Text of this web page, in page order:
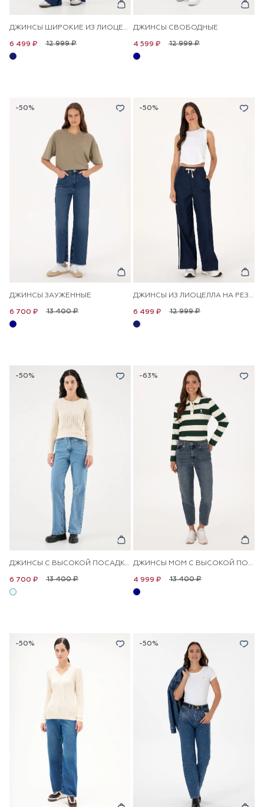
ДЖИНСЫ ШИРОКИЕ ИЗ ЛИОЦЕЛЛА НА КУЛИСКЕ
12 999 ₽
6 499 ₽
ДЖИНСЫ СВОБОДНЫЕ
12 999 ₽
4 599 ₽
-50%
ДЖИНСЫ ЗАУЖЕННЫЕ
13 400 ₽
6 700 ₽
-50%
ДЖИНСЫ ИЗ ЛИОЦЕЛЛА НА РЕЗИНКЕ С ВЫСОКОЙ ПОСАДКОЙ ШИРОКИЕ
12 999 ₽
6 499 ₽
-50%
ДЖИНСЫ С ВЫСОКОЙ ПОСАДКОЙ ПРЯМЫЕ
13 400 ₽
6 700 ₽
-63%
ДЖИНСЫ МОМ С ВЫСОКОЙ ПОСАДКОЙ
13 400 ₽
4 999 ₽
-50% -50%